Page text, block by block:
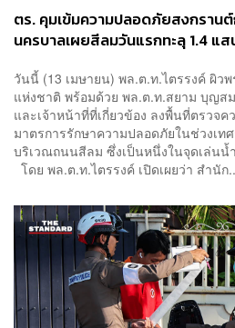
ตร. คุมเข้มความปลอดภัยสงกรานต์
นครบาลเผยสีลมวันแรกทะลุ 1.4 แส
วันนี้ (13 เมษายน) พล.ต.ท.ไตรรงค์ ผิว
แห่งชาติ พร้อมด้วย พล.ต.ท.สยาม บุญส
และเจ้าหน้าที่ที่เกี่ยวข้อง ลงพื้นที่ตรวจค
มาตรการรักษาความปลอดภัยในช่วงเท
บริเวณถนนสีลม ซึ่งเป็นหนึ่งในจุดเล่นน้
โดย พล.ต.ท.ไตรรงค์ เปิดเผยว่า สำนัก